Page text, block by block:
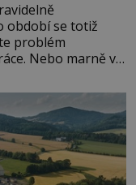
období se totiž
problém
Nebo marně v
se paměť